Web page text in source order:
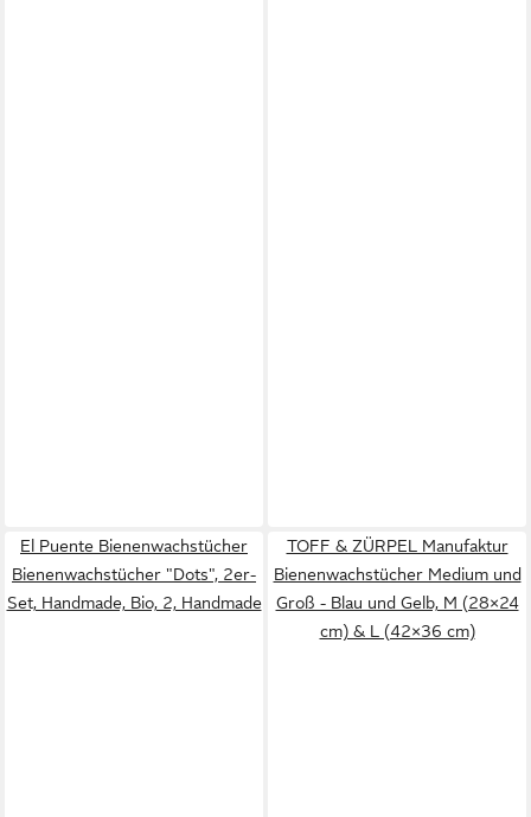
El Puente Bienenwachstücher
Bienenwachstücher "Dots", 2er-
Set, Handmade, Bio, 2, Handmade
TOFF & ZÜRPEL Manufaktur
Bienenwachstücher Medium und
Groß - Blau und Gelb, M (28×24
cm) & L (42×36 cm)